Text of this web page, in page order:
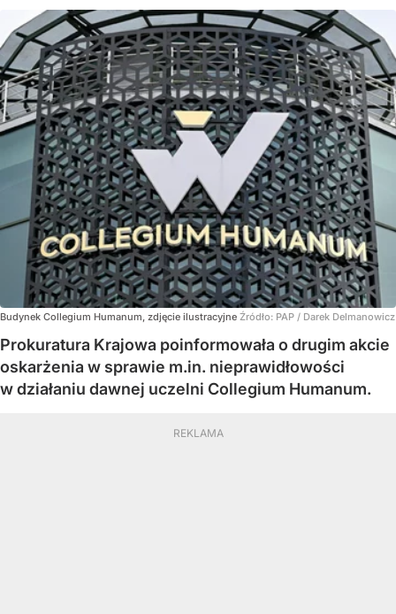
Budynek Collegium Humanum, zdjęcie ilustracyjne Źródło: PAP / Darek Delmanowicz
Prokuratura Krajowa poinformowała o drugim akcie
oskarżenia w sprawie m.in. nieprawidłowości
w działaniu dawnej uczelni Collegium Humanum.